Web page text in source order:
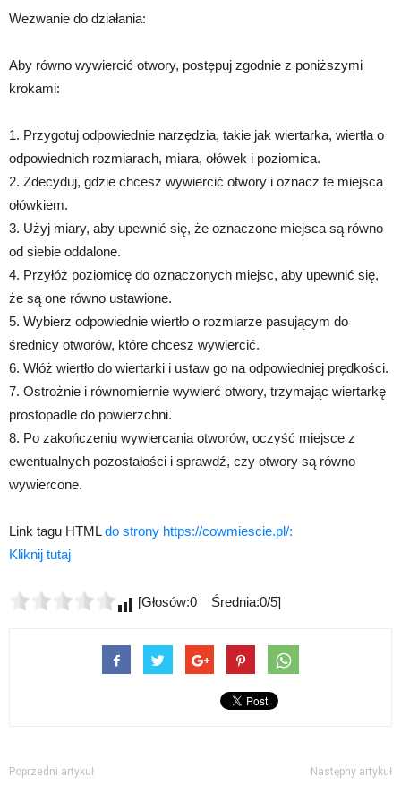
Wezwanie do działania:
Aby równo wywiercić otwory, postępuj zgodnie z poniższymi
krokami:
1. Przygotuj odpowiednie narzędzia, takie jak wiertarka, wiertła o
odpowiednich rozmiarach, miara, ołówek i poziomica.
2. Zdecyduj, gdzie chcesz wywiercić otwory i oznacz te miejsca
ołówkiem.
3. Użyj miary, aby upewnić się, że oznaczone miejsca są równo
od siebie oddalone.
4. Przyłóż poziomicę do oznaczonych miejsc, aby upewnić się,
że są one równo ustawione.
5. Wybierz odpowiednie wiertło o rozmiarze pasującym do
średnicy otworów, które chcesz wywiercić.
6. Włóż wiertło do wiertarki i ustaw go na odpowiedniej prędkości.
7. Ostrożnie i równomiernie wywierć otwory, trzymając wiertarkę
prostopadle do powierzchni.
8. Po zakończeniu wywiercania otworów, oczyść miejsce z
ewentualnych pozostałości i sprawdź, czy otwory są równo
wywiercone.
Link tagu HTMLdo strony https://cowmiescie.pl/:
Kliknij tutaj
[Głosów:0 Średnia:0/5]
Poprzedni artykuł Następny artykuł